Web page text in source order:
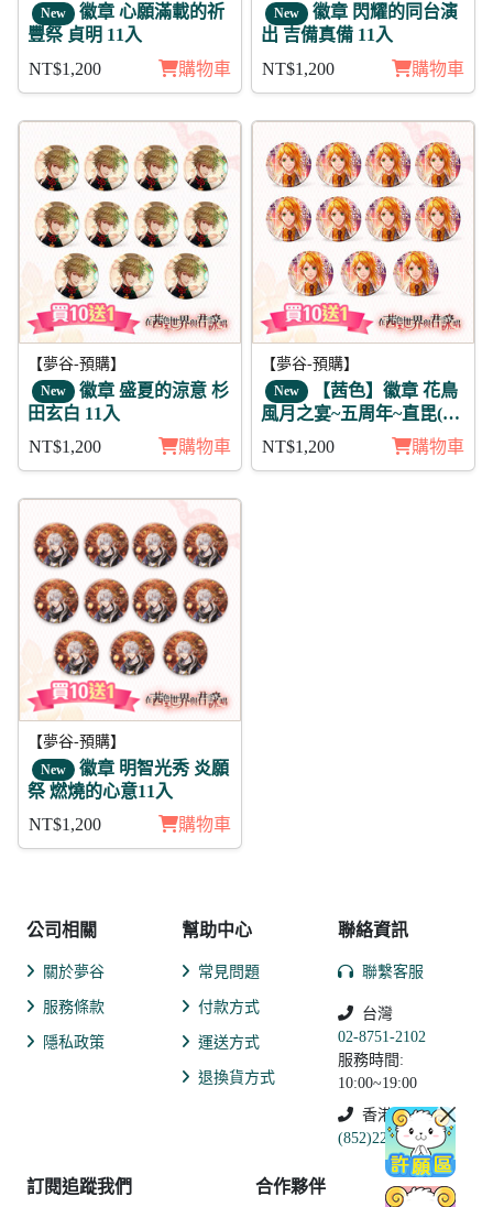
New 徽章 心願滿載的祈
豐祭 貞明 11入
NT$1,200
購物車
New 徽章 閃耀的同台演
出 吉備真備 11入
NT$1,200
購物車
【夢谷-預購】
New 徽章 盛夏的涼意 杉
田玄白 11入
NT$1,200
購物車
【夢谷-預購】
New 【茜色】徽章 花鳥
風月之宴~五周年~直毘(月
NT$1,200 購物車
【夢谷-預購】
New 徽章 明智光秀 炎願
祭 燃燒的心意11入
NT$1,200
購物車
公司相關
關於夢谷
服務條款
隱私政策
幫助中心
常見問題
付款方式
運送方式
退換貨方式
聯絡資訊
聯繫客服
台灣
02-8751-2102
服務時間:
10:00~19:00
香港
(852)2250-9311
訂閱追蹤我們 合作夥伴